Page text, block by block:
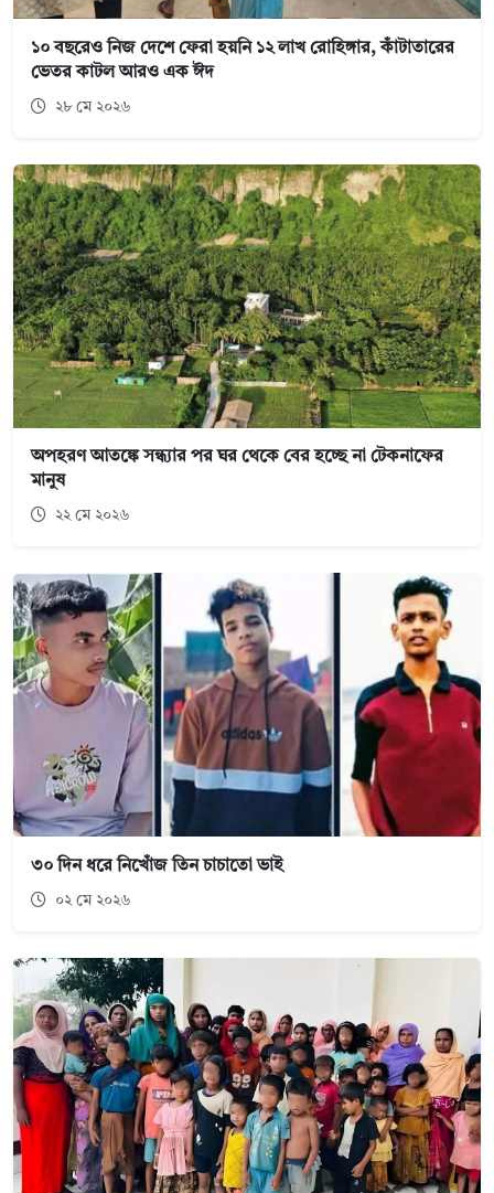
১০ বছরেও নিজ দেশে ফেরা হয়নি ১২ লাখ রোহিঙ্গার, কাঁটাতারের
ভেতর কাটল আরও এক ঈদ
২৮ মে ২০২৬
অপহরণ আতঙ্কে সন্ধ্যার পর ঘর থেকে বের হচ্ছে না টেকনাফের
মানুষ
২২ মে ২০২৬
৩০ দিন ধরে নিখোঁজ তিন চাচাতো ভাই
০২ মে ২০২৬